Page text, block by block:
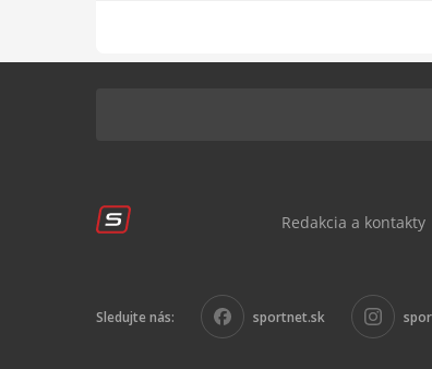
Redakcia a kontakty
Sledujte nás: sportnet.sk